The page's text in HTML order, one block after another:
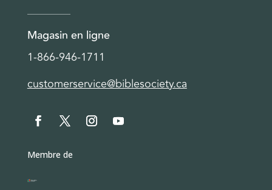
Magasin en ligne
1-866-946-1711
customerservice@biblesociety.ca
Membre de